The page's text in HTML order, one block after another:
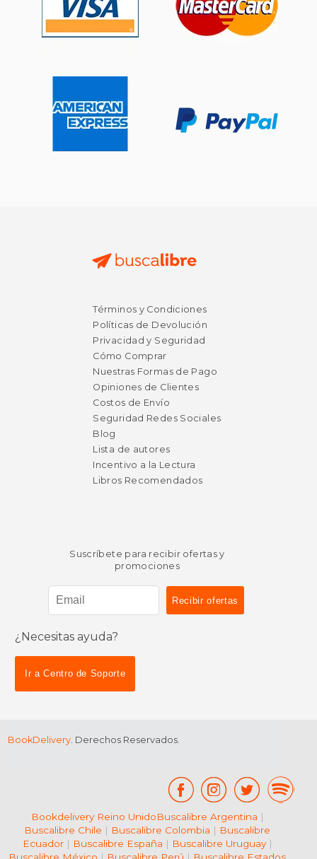
Términos y Condiciones
Políticas de Devolución
Privacidad y Seguridad
Cómo Comprar
Nuestras Formas de Pago
Opiniones de Clientes
Costos de Envío
Seguridad Redes Sociales
Blog
Lista de autores
Incentivo a la Lectura
Libros Recomendados
Suscríbete para recibir ofertas y
promociones
¿Necesitas ayuda?
Ir a Centro de Soporte
BookDelivery . Derechos Reservados.
Bookdelivery Reino UnidoBuscalibre Argentina |
Buscalibre Chile | Buscalibre Colombia | Buscalibre
Ecuador| Buscalibre España | Buscalibre Uruguay|
Buscalibre México | Buscalibre Perú | Buscalibre Estados